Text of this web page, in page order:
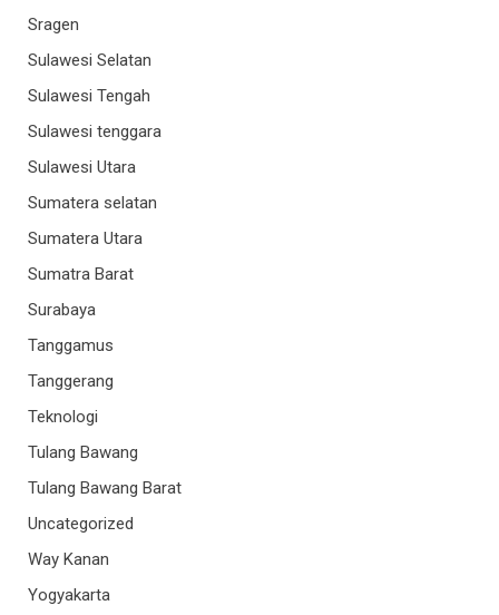
Sragen
Sulawesi Selatan
Sulawesi Tengah
Sulawesi tenggara
Sulawesi Utara
Sumatera selatan
Sumatera Utara
Sumatra Barat
Surabaya
Tanggamus
Tanggerang
Teknologi
Tulang Bawang
Tulang Bawang Barat
Uncategorized
Way Kanan
Yogyakarta